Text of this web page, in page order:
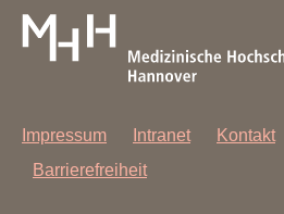
Impressum Intranet Kontakt
Barrierefreiheit